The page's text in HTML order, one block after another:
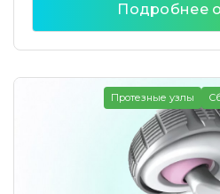
Подробнее
Протезные узлы